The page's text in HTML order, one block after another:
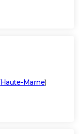
Haute-Marne)